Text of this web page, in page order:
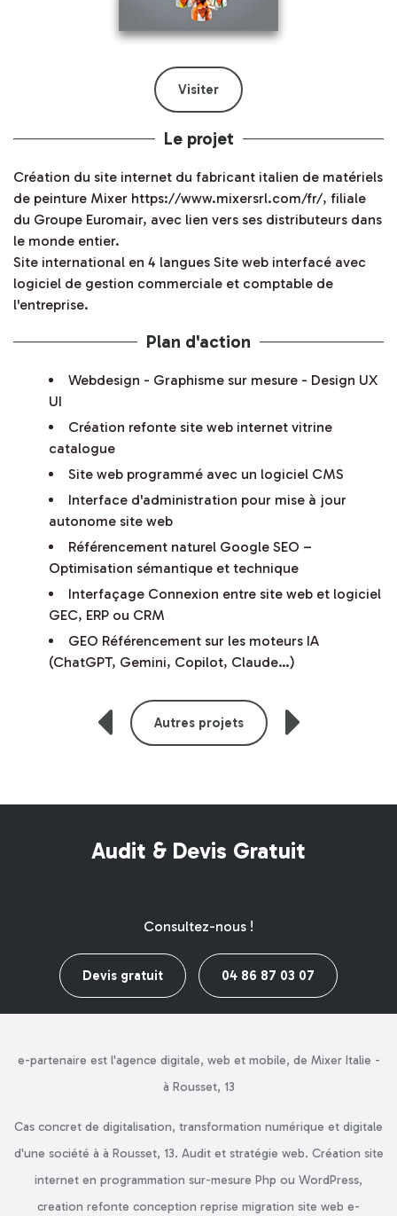
Visiter
Le projet
Création du site internet du fabricant italien de matériels
de peinture Mixer https://www.mixersrl.com/fr/, filiale
du Groupe Euromair, avec lien vers ses distributeurs dans
le monde entier.
Site international en 4 langues Site web interfacé avec
logiciel de gestion commerciale et comptable de
l'entreprise.
Plan d'action
Webdesign - Graphisme sur mesure - Design UX
UI
Création refonte site web internet vitrine
catalogue
Site web programmé avec un logiciel CMS
Interface d'administration pour mise à jour
autonome site web
Référencement naturel Google SEO –
Optimisation sémantique et technique
Interfaçage Connexion entre site web et logiciel
GEC, ERP ou CRM
GEO Référencement sur les moteurs IA
(ChatGPT, Gemini, Copilot, Claude…)
Autres projets
Audit & Devis Gratuit
Consultez-nous !
Devis gratuit 04 86 87 03 07
e-partenaire est l'agence digitale, web et mobile, de Mixer Italie -
à Rousset, 13
Cas concret de digitalisation, transformation numérique et digitale
d'une société à à Rousset, 13. Audit et stratégie web. Création site
internet en programmation sur-mesure Php ou WordPress,
creation refonte conception reprise migration site web e-